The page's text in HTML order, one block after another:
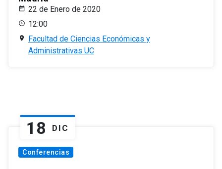
22 de Enero de 2020
12:00
Facultad de Ciencias Económicas y
Administrativas UC
18 DIC
Conferencias